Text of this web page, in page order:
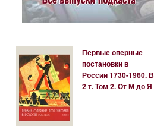
Первые оперные
постановки в
России 1730-1960. В
2 т. Том 2. От М до Я